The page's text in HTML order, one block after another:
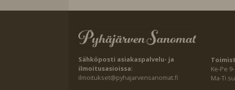
Sähköposti asiakaspalvelu- ja
ilmoitusasioissa:
ilmoitukset@pyhajarvensanomat.fi
Ke-Pe
Ma-Ti